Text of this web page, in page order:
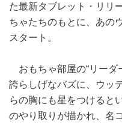
た最新タブレット・リリ
ちゃたちのもとに、あの
スタート。
おもちゃ部屋の“リーダ
誇らしげなバズに、ウッ
らの胸にも星をつけると
のやり取りが描かれ、名